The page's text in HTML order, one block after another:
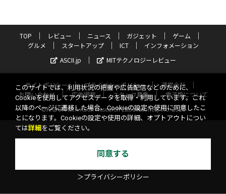
TOP レビュー ニュース ガジェット
ゲーム
グルメ
スタートアップ ICT
インフォメーション
ASCII.jp
MITテクノロジーレビュー
サイトポリシー プライバシーポリシー
運営会社
お問い合わせ
広告掲載 スタッフ募集
電子版について
©KADOKAWA ASCII Research Laboratories, Inc. 2026
このサイトでは、利用状況の把握や広告配信などのために、
Cookieを使用してアクセスデータを取得・利用しています。これ
以降のページに遷移した場合、Cookieの設定や使用に同意したこ
とになります。Cookieの設定や使用の詳細、オプトアウトについ
ては詳細 をご覧ください。
同意する
＞プライバシーポリシー